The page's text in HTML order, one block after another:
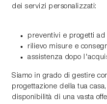
dei servizi personalizzati:
preventivi e progetti
rilievo misure e
assistenza dopo
Siamo in grado di gestire
progettazione della tua
disponibilità di una vasta